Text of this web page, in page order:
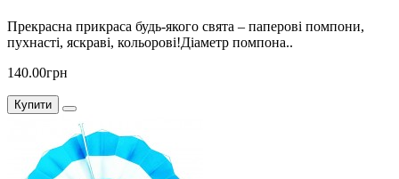
Прекрасна прикраса будь-якого свята – паперові помпони,
пухнасті, яскраві, кольорові!Діаметр помпона..
140.00грн
Купити